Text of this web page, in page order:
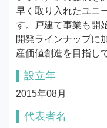
早く取り入れたユニ
す。戸建て事業も開
開発ラインナップに
産価値創造を目指し
設立年
2015年08月
代表者名